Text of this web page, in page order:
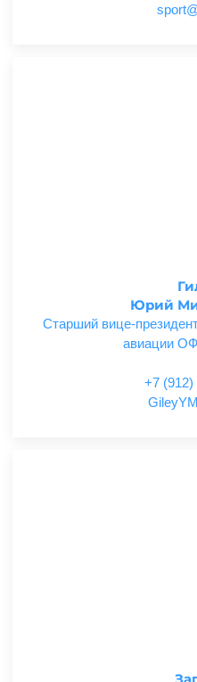
Юрий
Старший вице-
авиации
+7 (912)